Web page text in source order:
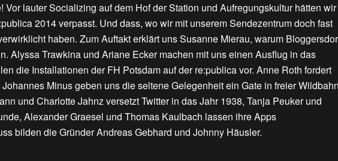
Vor lauter Socializing auf dem Hof der Station und Aufregungskultur hätten wir
2014 verpasst. Und dass, wo wir mit unserem Sendezentrum doch fast
haben. Zum Auftakt erklärt uns Susanne Mierau, warum
Alyssa Trawkina und Ariane Ecker machen mit uns einen Ausflug in das
die Installationen der FH Potsdam auf der re:publica vor. Anne Roth fordert
Minus geben uns die seltene Gelegenheit ein Gate in freier
und Charlotte Jahnz versetzt Twitter in das Jahr 1938, Tanja Peuker und
Alexander Graesel und Thomas Kaulbach lassen ihre Apps
bilden die Gründer Andreas Gebhard und Johnny Häusler.